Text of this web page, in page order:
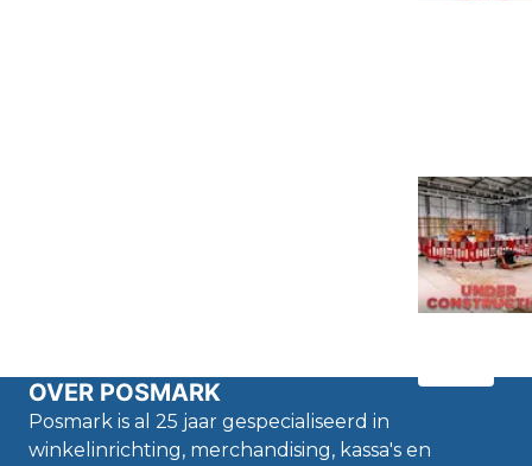
OVER POSMARK
Posmark is al 25 jaar gespecialiseerd in
winkelinrichting, merchandising, kassa's en